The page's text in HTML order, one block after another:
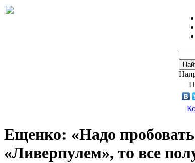
Ещенко: «Надо
«Ливерпулем», то все